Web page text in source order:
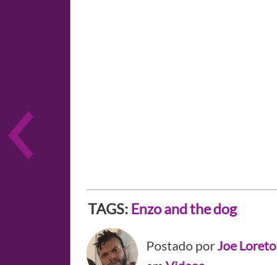
TAGS: Enzo and the dog
Postado porJoe Loreto